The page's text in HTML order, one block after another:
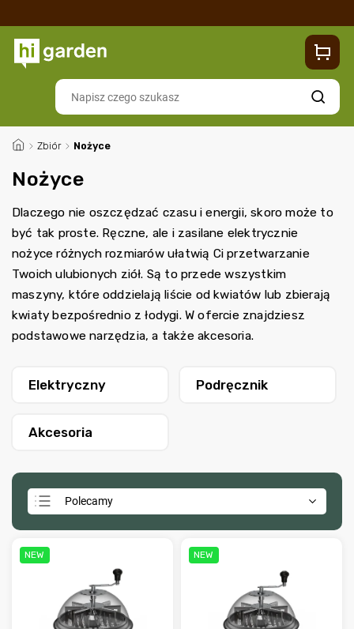
Contacts
Szukaj
/ Zbiór / Nożyce
Nożyce
Dlaczego nie oszczędzać czasu i energii, skoro może to
być tak proste. Ręczne, ale i zasilane elektrycznie
nożyce różnych rozmiarów ułatwią Ci przetwarzanie
Twoich ulubionych ziół. Są to przede wszystkim
maszyny, które oddzielają liście od kwiatów lub zbierają
kwiaty bezpośrednio z łodygi. W ofercie znajdziesz
podstawowe narzędzia, a także akcesoria.
Elektryczny Podręcznik
Akcesoria
Polecamy
Najczęściej sprzedawane
Alfabetycznie
NEW NEW